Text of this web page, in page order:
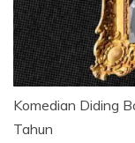
Komedian Diding
Tahun